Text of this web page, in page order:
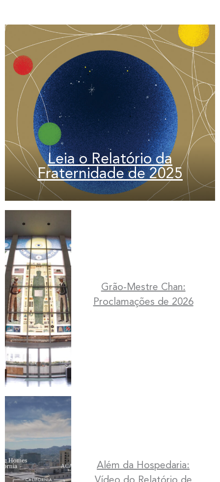
Leia o Relatório da
Fraternidade de 2025
Grão-Mestre Chan:
Proclamações de 2026
Além da Hospedaria: